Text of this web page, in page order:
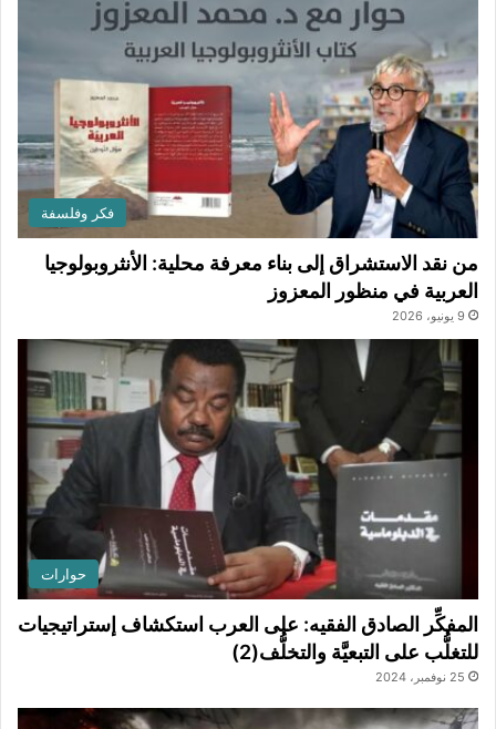
فكر وفلسفة
من نقد الاستشراق إلى بناء معرفة محلية: الأنثروبولوجيا
العربية في منظور المعزوز
9 يونيو، 2026
حوارات
المفكِّر الصادق الفقيه: على العرب استكشاف إستراتيجيات
للتغلُّب على التبعيَّة والتخلُّف(2)
25 نوفمبر، 2024